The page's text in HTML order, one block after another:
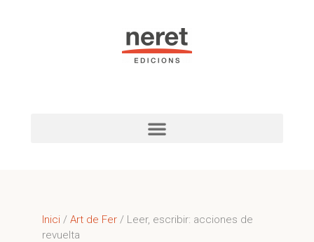
Inici / Art de Fer / Leer, escribir: acciones de
revuelta